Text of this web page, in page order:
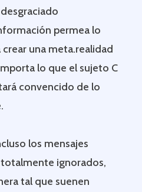
permea lo
una meta.realidad
lo que el sujeto C
convencido de lo
los mensajes
ignorados,
tal que suenen